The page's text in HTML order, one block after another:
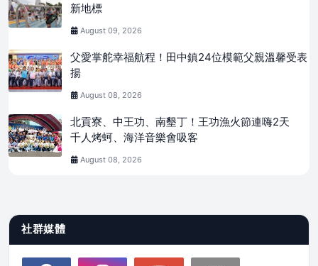
新地標
August 09, 2026
父愛掌舵幸福航程！田中鎮24位模範父親溫馨受表
揚
August 08, 2026
北貢寮、中王功、南墾丁！王功漁火節連嗨2天
千人烤蚵、海洋音樂會吸客
August 08, 2026
社群媒體